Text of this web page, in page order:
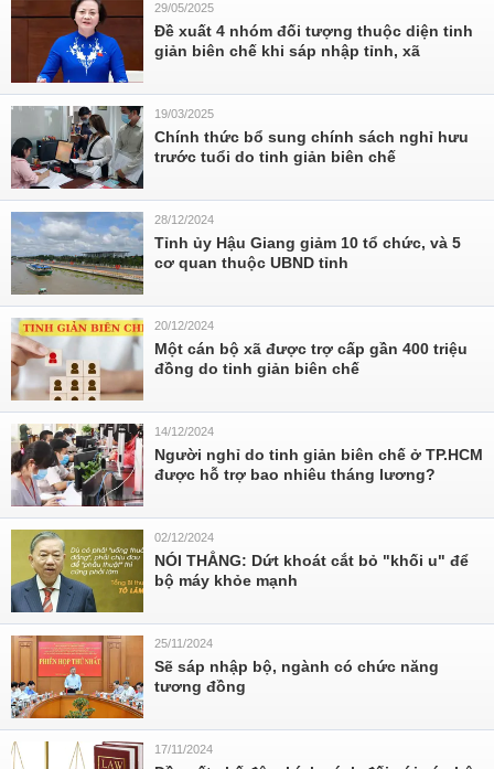
29/05/2025
Đề xuất 4 nhóm đối tượng thuộc diện tinh
giản biên chế khi sáp nhập tỉnh, xã
19/03/2025
Chính thức bổ sung chính sách nghỉ hưu
trước tuổi do tinh giản biên chế
28/12/2024
Tỉnh ủy Hậu Giang giảm 10 tổ chức, và 5
cơ quan thuộc UBND tỉnh
20/12/2024
Một cán bộ xã được trợ cấp gần 400 triệu
đồng do tinh giản biên chế
14/12/2024
Người nghỉ do tinh giản biên chế ở TP.HCM
được hỗ trợ bao nhiêu tháng lương?
02/12/2024
NÓI THẲNG: Dứt khoát cắt bỏ "khối u" để
bộ máy khỏe mạnh
25/11/2024
Sẽ sáp nhập bộ, ngành có chức năng
tương đồng
17/11/2024